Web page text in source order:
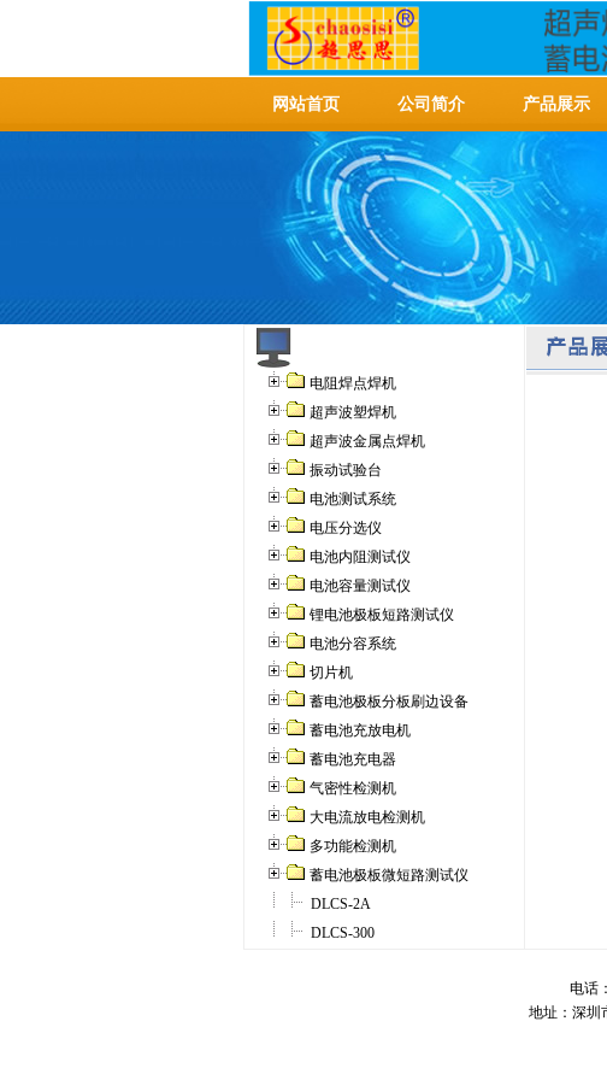
网站首页 公司简介 产品展示
电阻焊点焊机
超声波塑焊机
超声波金属点焊机
振动试验台
电池测试系统
电压分选仪
电池内阻测试仪
电池容量测试仪
锂电池极板短路测试仪
电池分容系统
切片机
蓄电池极板分板刷边设备
蓄电池充放电机
蓄电池充电器
气密性检测机
大电流放电检测机
多功能检测机
蓄电池极板微短路测试仪
DLCS-2A
DLCS-300
电话
地址：深